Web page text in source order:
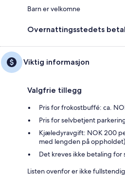
Barn er velkomne
Overnattingsstedets
Viktig informasjon
Valgfrie tillegg
Pris for frokostbuffé: ca.
Pris for selvbetjent
Kjæledyravgift: NOK 200
med lengden på oppholdet)
Det kreves ikke betaling for
Listen ovenfor er ikke